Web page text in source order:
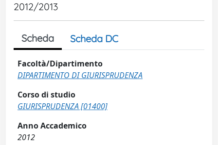
2012/2013
Scheda Scheda DC
Facoltà/Dipartimento
DIPARTIMENTO DI GIURISPRUDENZA
Corso di studio
GIURISPRUDENZA [01400]
Anno Accademico
2012